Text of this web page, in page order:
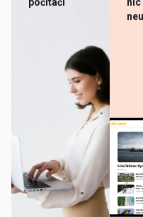
počítači
nic